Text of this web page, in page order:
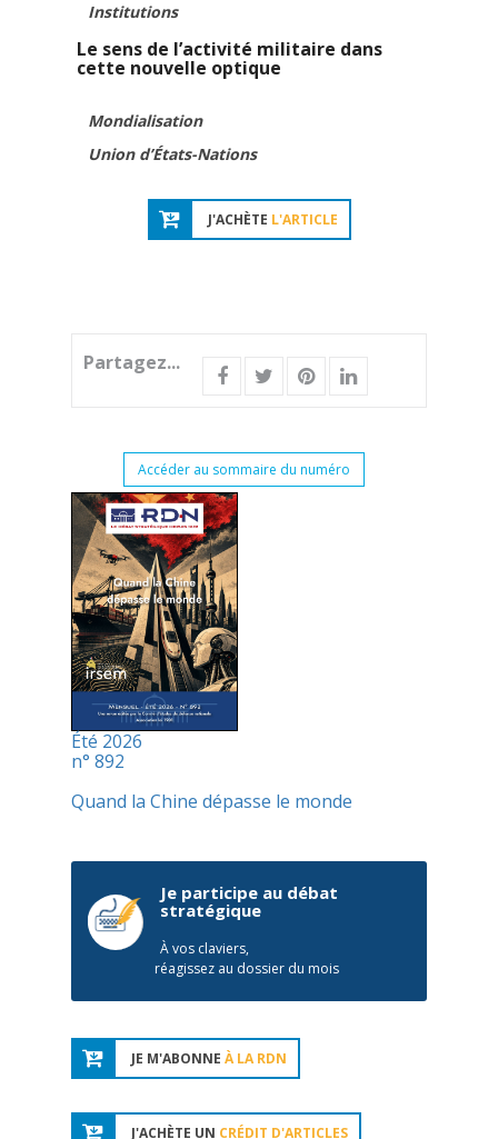
Institutions
Le sens de l’activité militaire dans
cette nouvelle optique
Mondialisation
Union d’États-Nations
J'ACHÈTE L'ARTICLE
Partagez...
Accéder au sommaire du numéro
Été 2026
n° 892
Quand la Chine dépasse le monde
Je participe au débat
stratégique
À vos claviers,
réagissez au dossier du mois
JE M'ABONNE À LA RDN
J'ACHÈTE UN CRÉDIT D'ARTICLES